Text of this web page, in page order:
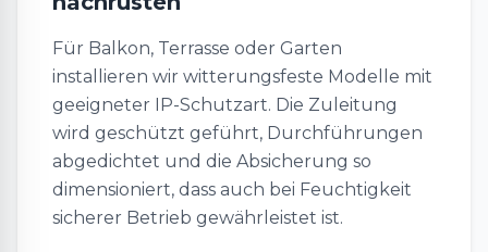
Für Balkon, Terrasse oder Garten
installieren wir witterungsfeste Modelle mit
geeigneter IP-Schutzart. Die Zuleitung
wird geschützt geführt, Durchführungen
abgedichtet und die Absicherung so
dimensioniert, dass auch bei Feuchtigkeit
sicherer Betrieb gewährleistet ist.